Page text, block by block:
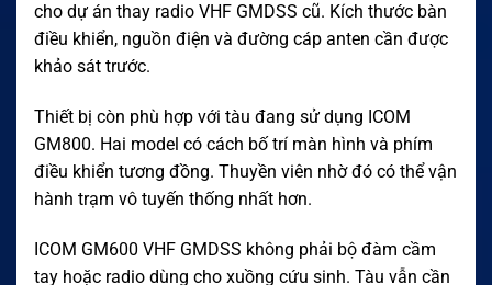
cho dự án thay radio VHF GMDSS cũ. Kích thước bàn
điều khiển, nguồn điện và đường cáp anten cần được
khảo sát trước.
Thiết bị còn phù hợp với tàu đang sử dụng ICOM
GM800. Hai model có cách bố trí màn hình và phím
điều khiển tương đồng. Thuyền viên nhờ đó có thể vận
hành trạm vô tuyến thống nhất hơn.
ICOM GM600 VHF GMDSS không phải bộ đàm cầm
tay hoặc radio dùng cho xuồng cứu sinh. Tàu vẫn cần